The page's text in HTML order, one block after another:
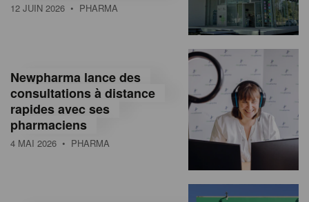
12 JUIN 2026 • PHARMA
Newpharma lance des
consultations à distance
rapides avec ses
pharmaciens
4 MAI 2026 • PHARMA